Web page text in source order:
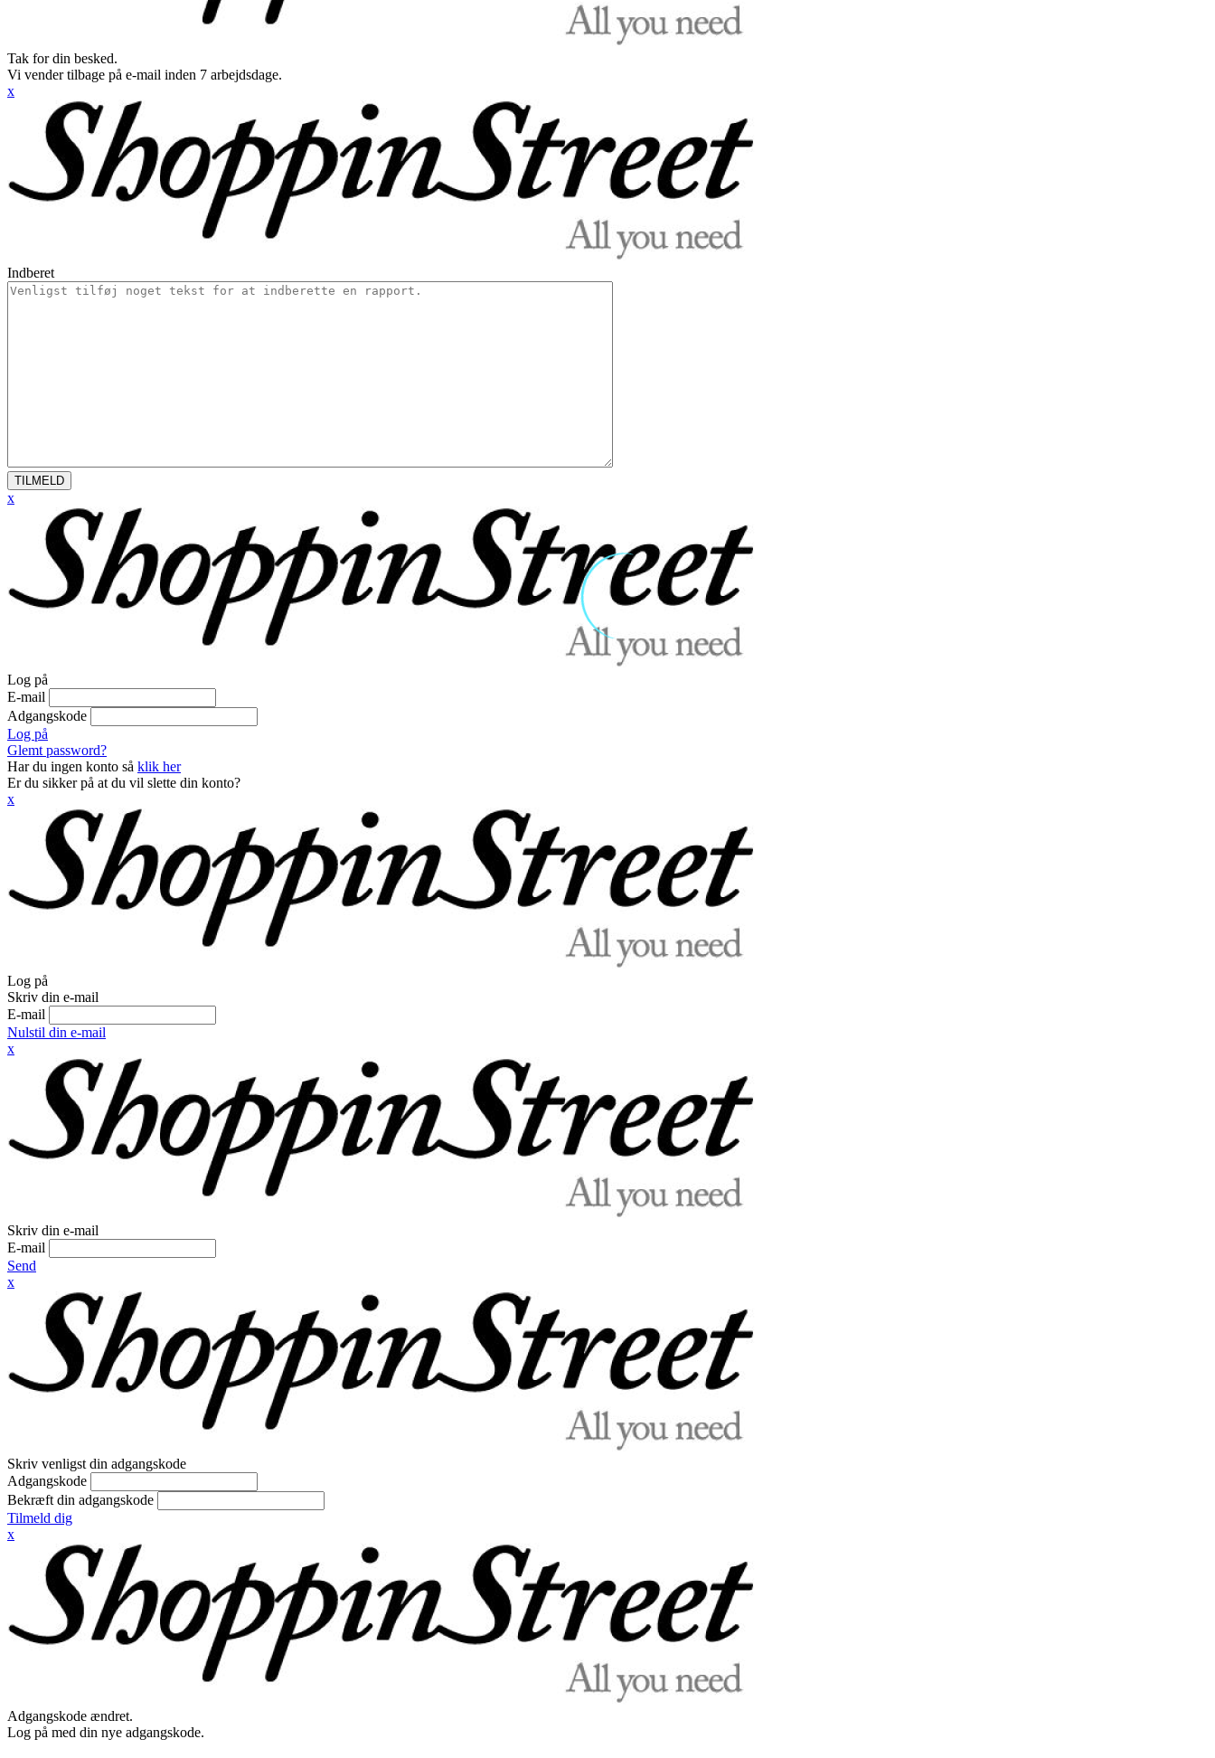
Tak for din besked.
Vi vender tilbage på e-mail inden 7 arbejdsdage.
x
Indberet
TILMELD
x
Log på
E-mail
Adgangskode
Log på
Glemt password?
Har du ingen konto så klik her
Er du sikker på at du vil slette din konto?
x
Log på
Skriv din e-mail
E-mail
Nulstil din e-mail
x
Skriv din e-mail
E-mail
Send
x
Skriv venligst din adgangskode
Adgangskode
Bekræft din adgangskode
Tilmeld dig
x
Adgangskode ændret.
Log på med din nye adgangskode.